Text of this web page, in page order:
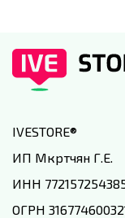
IVESTORE®
ИП Мкртчян Г.Е.
ИНН
ОГРН